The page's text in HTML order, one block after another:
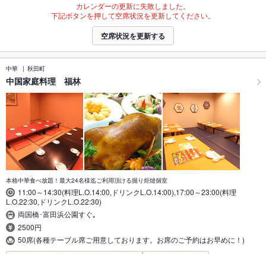
カレンダーの更新に失敗しました。
下記ボタンを押して空席状況を更新してください。
空席状況を更新する
中華 秋田町
中国家庭料理 福林
本格中華食べ放題！最大24名様迄ご利用頂ける掘り炬燵個室
11:00～14:30(料理L.O.14:00,ドリンクL.O.14:00),17:00～23:00(料理
L.O.22:30,ドリンクL.O.22:30)
両国橋･富田浜公園すぐ｡
2500円
50席(各種テーブル席ご用意しております。お席のご予約はお早めに！)